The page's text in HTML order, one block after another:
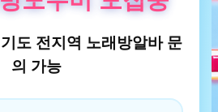
도 전지역 노래방알바 문
의 가능